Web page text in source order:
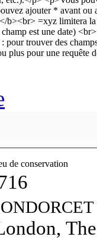
de conservation
ONDORCET